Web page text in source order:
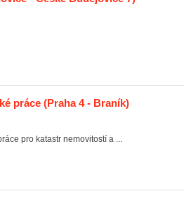
práce (Praha 4 - Braník)
pro katastr nemovitostí a ...